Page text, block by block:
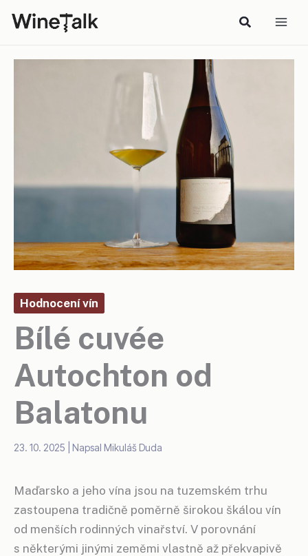
Hodnocení vín
Bílé cuvée
Autochton od
Balatonu
23. 10. 2025 | Napsal Mikuláš Duda
Maďarsko a jeho vína jsou na tuzemském trhu
zastoupena tradičně poměrně širokou škálou vín
od menších rodinných vinařství. V porovnání
s některými jinými zeměmi vlastně až překvapivě